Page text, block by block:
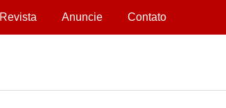
Revista Anuncie Contato